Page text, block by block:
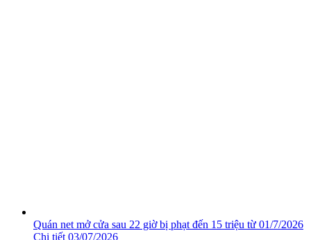
Quán net mở cửa sau 22 giờ bị phạt đến 15 triệu từ 01/7/2026
Chi tiết 03/07/2026